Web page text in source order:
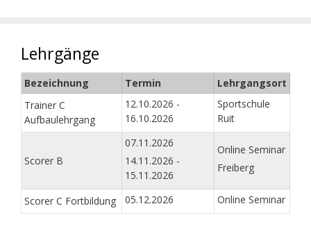
Lehrgänge
Bezeichnung Termin
Lehrgangsort
Trainer C
Aufbaulehrgang
12.10.2026 -
16.10.2026
Sportschule
Ruit
Scorer B
07.11.2026
14.11.2026 -
15.11.2026
Online Seminar
Freiberg
Scorer C Fortbildung 05.12.2026 Online Seminar